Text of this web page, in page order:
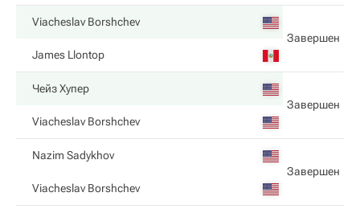
Viacheslav Borshchev
Завершен
James Llontop
Чейз Хупер
Завершен
Viacheslav Borshchev
Nazim Sadykhov
Завершен
Viacheslav Borshchev